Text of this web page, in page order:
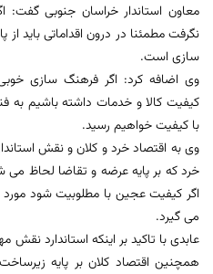
معاون استاندار خراسان جنوبی گفت:
نگرفت مطمئنا در درون اقداماتی باید
سازی است.
وی اضافه کرد: اگر فرهنگ سازی
کیفیت کالا و خدمات داشته باشیم به
با کیفیت خواهیم رسید.
وی به اقتصاد خرد و کلان و نقش
خرد که بر پایه عرضه و تقاضا لحاظ
اگر کیفیت عجین با مطلوبیت شود
می گیرد.
عابدی با تاکید بر اینکه استاندارد
همچنین اقتصاد کلان بر پایه